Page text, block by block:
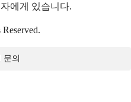
에게 있습니다.
문의